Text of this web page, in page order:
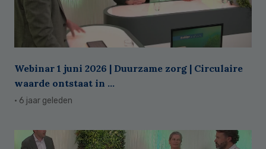
Webinar 1 juni 2026 | Duurzame zorg | Circulaire
waarde ontstaat in ...
· 6 jaar geleden